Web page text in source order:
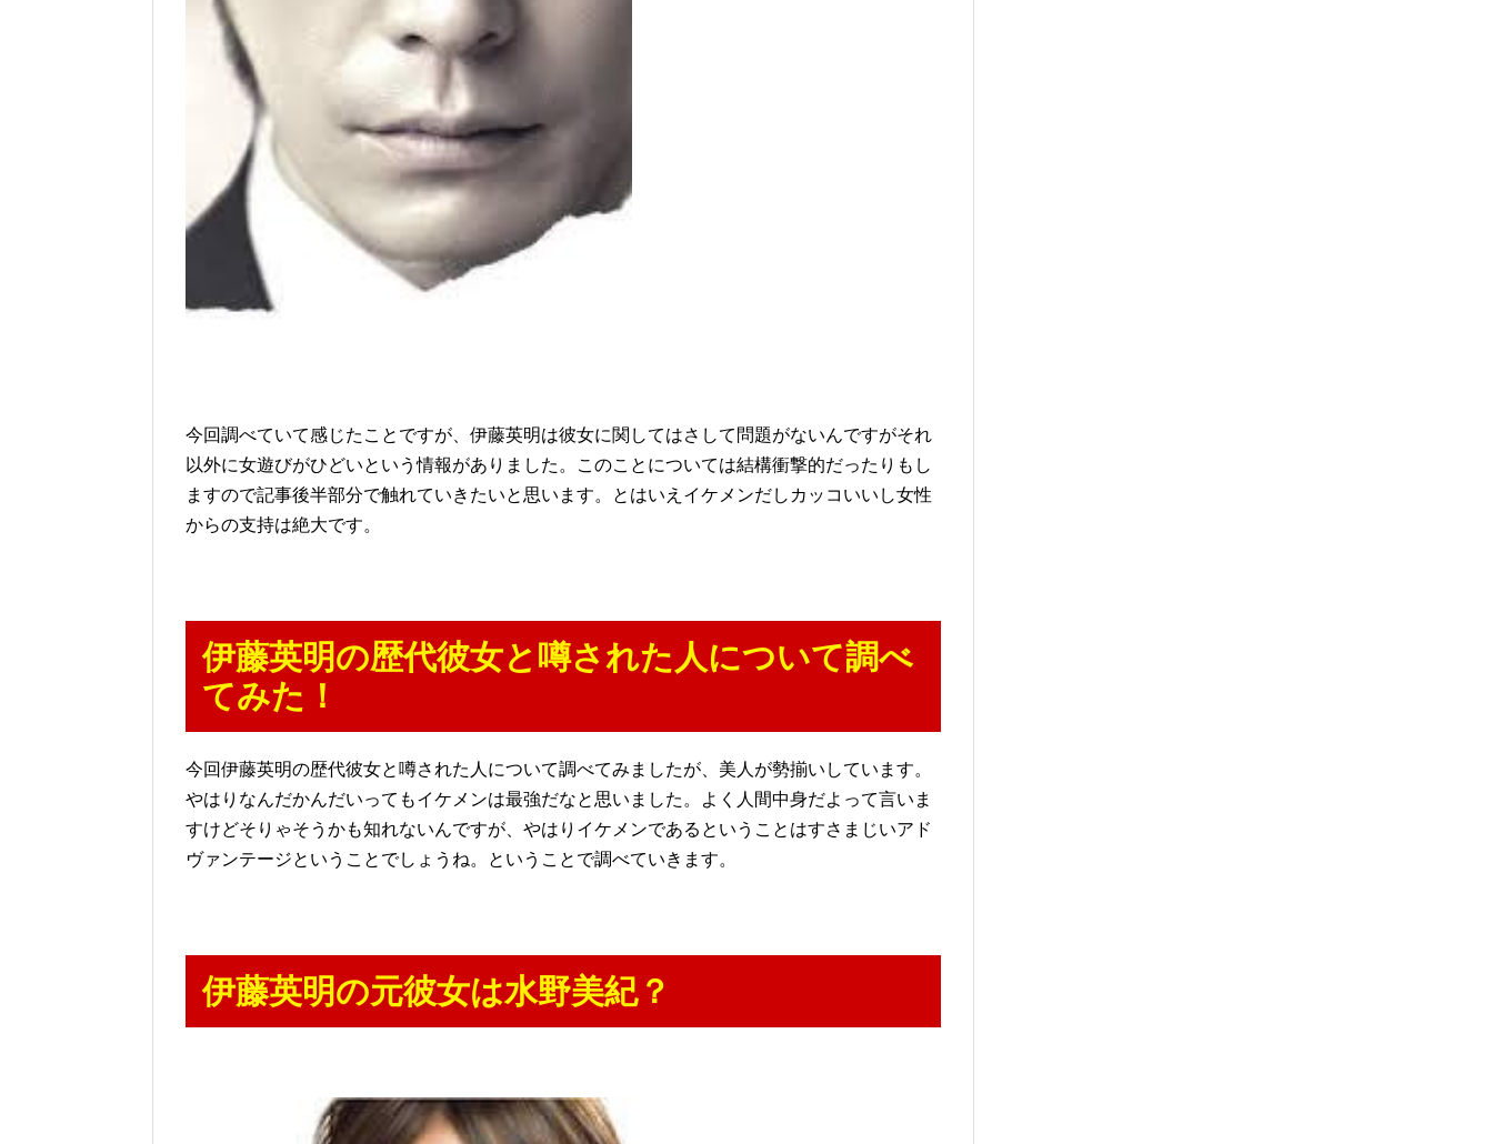
今回調べていて感じたことですが、伊藤英明は彼女に関してはさして問題がないんですがそれ
以外に女遊びがひどいという情報がありました。このことについては結構衝撃的だったりもし
ますので記事後半部分で触れていきたいと思います。とはいえイケメンだしカッコいいし女性
からの支持は絶大です。
伊藤英明の歴代彼女と噂された人について調べ
てみた！
今回伊藤英明の歴代彼女と噂された人について調べてみましたが、美人が勢揃いしています。
やはりなんだかんだいってもイケメンは最強だなと思いました。よく人間中身だよって言いま
すけどそりゃそうかも知れないんですが、やはりイケメンであるということはすさまじいアド
ヴァンテージということでしょうね。ということで調べていきます。
伊藤英明の元彼女は水野美紀？